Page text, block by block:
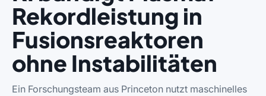
Rekordleistung in
Fusionsreaktoren
ohne Instabilitäten
Ein Forschungsteam aus Princeton nutzt maschinelles